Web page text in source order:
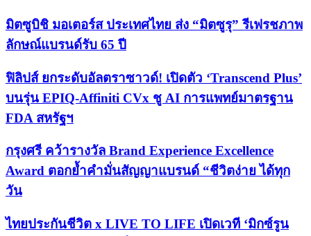
มิตซูบิชิ มอเตอร์ส ประเทศไทย ส่ง “มิตซูรุ” รีเฟรชภาพ
ลักษณ์แบรนด์รับ 65 ปี
ฟิลิปส์ ยกระดับอัลตราซาวด์! เปิดตัว ‘Transcend Plus’
บนรุ่น EPIQ-Affiniti CVx ชู AI การแพทย์มาตรฐาน
FDA สหรัฐฯ
กรุงศรี คว้ารางวัล Brand Experience Excellence
Award ตอกย้ำคำมั่นสัญญาแบรนด์ “ชีวิตง่าย ได้ทุก
วัน
ไทยประกันชีวิต x LIVE TO LIFE เปิดเวที ‘มิกซ์รูน